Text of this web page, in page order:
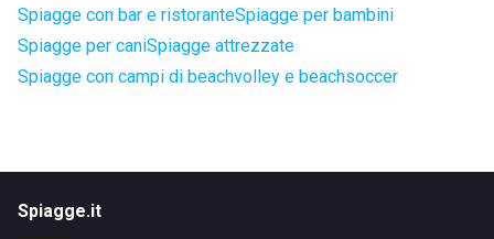
Spiagge con bar e ristoranteSpiagge per bambini
Spiagge per caniSpiagge attrezzate
Spiagge con campi di beachvolley e beachsoccer
Spiagge.it